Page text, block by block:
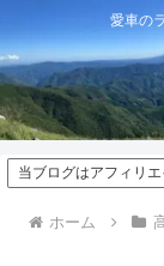
愛車の
当ブログはアフィリ
ホーム